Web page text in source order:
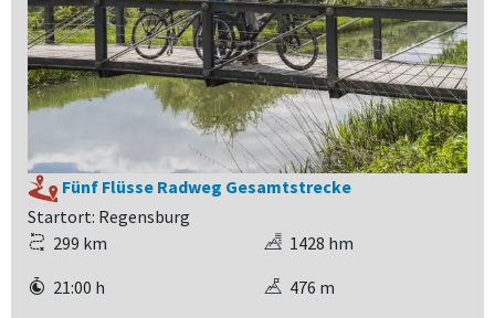
Fünf Flüsse Radweg Gesamtstrecke
Startort: Regensburg
299 km
21:00 h
1428 hm
476 m